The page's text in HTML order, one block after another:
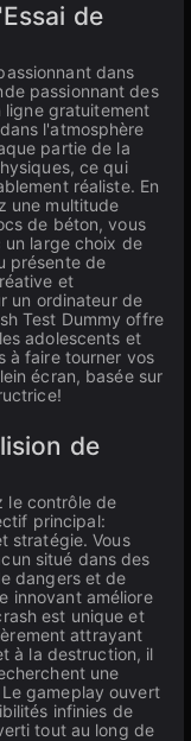
de
dans
passionnant des
ligne gratuitement
l'atmosphère
partie de la
ce qui
réaliste. En
une multitude
de béton, vous
un large choix de
présente de
et
un ordinateur de
Test Dummy offre
adolescents et
à faire tourner vos
écran, basée sur
de
le contrôle de
principal:
stratégie. Vous
situé dans des
dangers et de
innovant améliore
est unique et
attrayant
à la destruction, il
une
gameplay ouvert
infinies de
tout au long de